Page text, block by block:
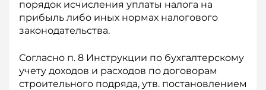
порядок исчисления уплаты налога на
прибыль либо иных нормах налогового
законодательства.
Согласно п. 8 Инструкции по бухгалтерскому
учету доходов и расходов по договорам
строительного подряда, утв. постановлением